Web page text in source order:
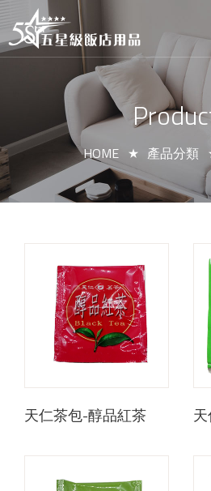
HOME 產品分類
天仁茶包-醇品紅茶